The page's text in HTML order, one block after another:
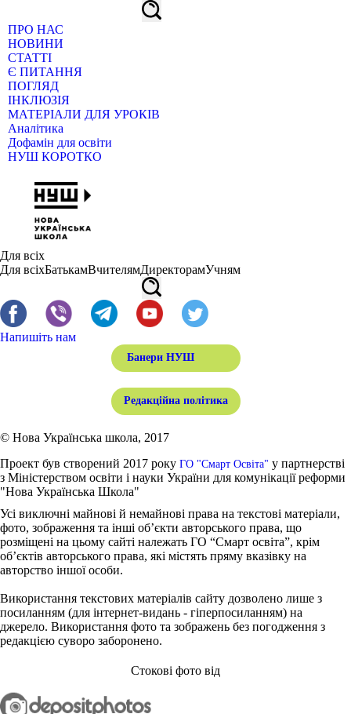
ПРО НАС
НОВИНИ
СТАТТІ
Є ПИТАННЯ
ПОГЛЯД
ІНКЛЮЗІЯ
МАТЕРІАЛИ ДЛЯ УРОКІВ
Аналітика
Дофамін для освіти
НУШ КОРОТКО
Для всіх
Для всіхБатькамВчителямДиректорамУчням
Напишіть нам
Банери НУШ
Редакційна політика
© Нова Українська школа, 2017
Проект був створений 2017 року ГО "Смарт Освіта" у партнерстві
з Міністерством освіти і науки України для комунікації реформи
"Нова Українська Школа"
Усі виключні майнові й немайнові права на текстові матеріали,
фото, зображення та інші об’єкти авторського права, що
розміщені на цьому сайті належать ГО “Смарт освіта”, крім
об’єктів авторського права, які містять пряму вказівку на
авторство іншої особи.
Використання текстових матеріалів сайту дозволено лише з
посиланням (для інтернет-видань - гіперпосиланням) на
джерело. Використання фото та зображень без погодження з
редакцією суворо заборонено.
Стокові фото від